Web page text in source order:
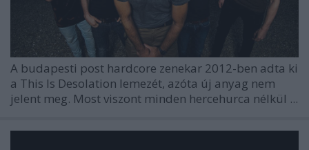
A budapesti post hardcore zenekar 2012-ben adta ki
a This Is Desolation lemezét, azóta új anyag nem
jelent meg. Most viszont minden hercehurca nélkül ...